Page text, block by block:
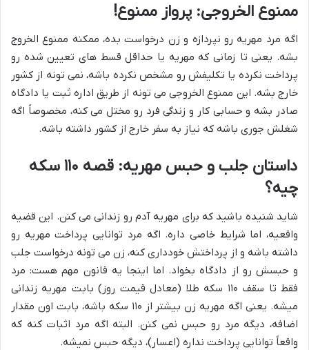
ممنوع الخروجی: پرواز ممنوع!
اگه مرد مهریه رو نپردازه و زن درخواست بده، ممکنه ممنوع الخروج
بشه. یعنی تا زمانی که مهریه یا حداقل قسط های تعیین شده رو
پرداخت نکرده یا تکلیفش رو مشخص نکرده باشه، نمی تونه از کشور
خارج بشه. این ممنوع الخروجی می تونه از طریق اداره ثبت یا دادگاه
صادر بشه و حسابی کار و زندگی فرد رو مختل می کنه، مخصوصاً اگه
شغلش جوری باشه که نیاز به سفر خارج از کشور داشته باشه.
داستان جلب و حبس مهریه: قصه ۱۱۰ سکه
چیه؟
شاید شنیده باشید که برای مهریه آدم رو زندانی می کنن. این قضیه
واقعیه، اما شرایط خاصی داره. اگه مرد توانایی پرداخت مهریه رو
داشته باشه و از پرداختش خودداری کنه، زن می تونه درخواست جلب
و حبسش رو از دادگاه بخواد. اما اینجا یه قانون مهم هست: مرد
فقط تا سقف ۱۱۰ سکه طلا (معادل قیمت روز) بابت مهریه زندانی
میشه. یعنی اگه مهریه زن بیشتر از ۱۱۰ سکه باشه، بابت اون مقدار
اضافه، دیگه مرد رو حبس نمی کنن. البته اگه مرد اثبات کنه که
واقعاً توانایی پرداخت نداره (اعسار)، دیگه حبس نمیشه.